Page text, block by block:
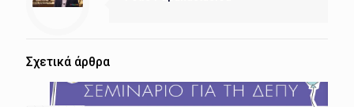
Σχετικά άρθρα